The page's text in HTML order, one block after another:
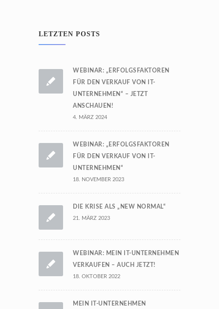
LETZTEN POSTS
WEBINAR: „ERFOLGSFAKTOREN
FÜR DEN VERKAUF VON IT-
UNTERNEHMEN“ – JETZT
ANSCHAUEN!
4. MÄRZ 2024
WEBINAR: „ERFOLGSFAKTOREN
FÜR DEN VERKAUF VON IT-
UNTERNEHMEN“
18. NOVEMBER 2023
DIE KRISE ALS „NEW NORMAL“
21. MÄRZ 2023
WEBINAR: MEIN IT-UNTERNEHMEN
VERKAUFEN – AUCH JETZT!
18. OKTOBER 2022
MEIN IT-UNTERNEHMEN